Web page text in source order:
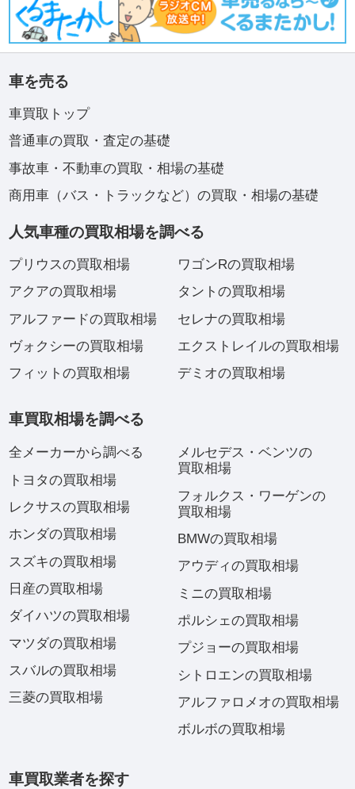
車を売る
車買取トップ
普通車の買取・査定の基礎
事故車・不動車の買取・相場の基礎
商用車（バス・トラックなど）の買取・相場の基礎
人気車種の買取相場を調べる
プリウスの買取相場
アクアの買取相場
アルファードの買取相場
ヴォクシーの買取相場
フィットの買取相場
ワゴンRの買取相場
タントの買取相場
セレナの買取相場
エクストレイルの買取相場
デミオの買取相場
車買取相場を調べる
全メーカーから調べる
トヨタの買取相場
レクサスの買取相場
ホンダの買取相場
スズキの買取相場
日産の買取相場
ダイハツの買取相場
マツダの買取相場
スバルの買取相場
三菱の買取相場
メルセデス・ベンツの
買取相場
フォルクス・ワーゲンの
買取相場
BMWの買取相場
アウディの買取相場
ミニの買取相場
ポルシェの買取相場
プジョーの買取相場
シトロエンの買取相場
アルファロメオの買取相場
ボルボの買取相場
車買取業者を探す